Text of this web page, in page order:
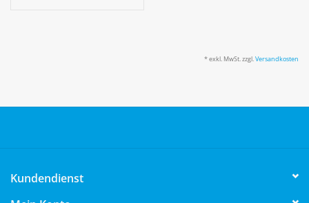
* exkl. MwSt. zzgl.Versandkosten
Kundendienst